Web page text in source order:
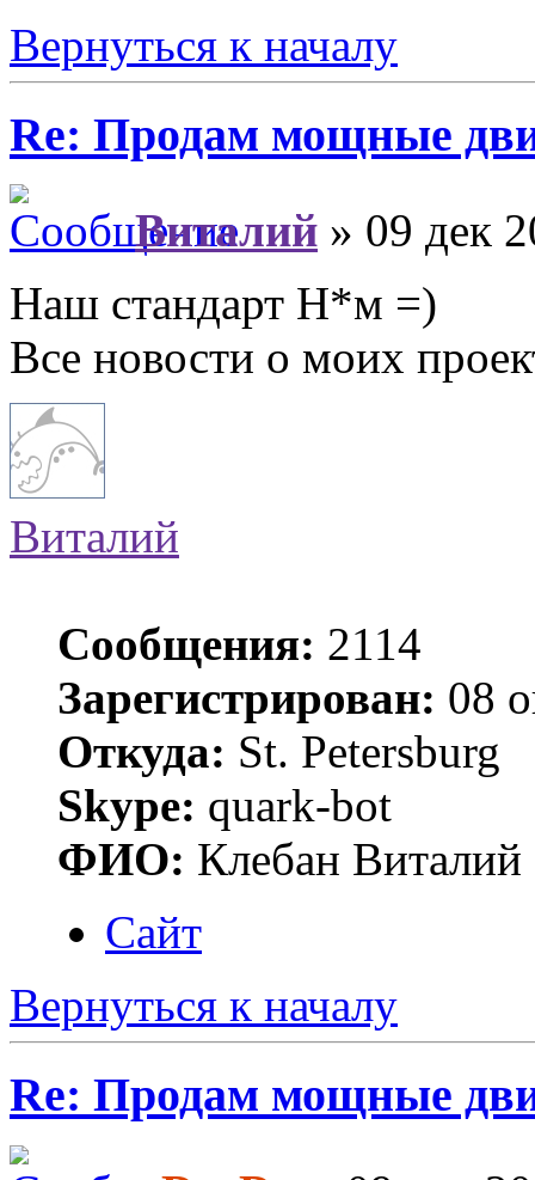
Вернуться к началу
Re: Продам мощные
Виталий » 09 дек
Наш стандарт Н*м =)
Все новости о моих
Виталий
Сообщения: 2114
Зарегистрирован: 08
Откуда: St. Petersburg
Skype: quark-bot
ФИО: Клебан Виталий
Сайт
Вернуться к началу
Re: Продам мощные